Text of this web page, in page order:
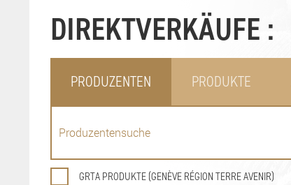
DIREKTVERKÄUFE :
PRODUZENTEN PRODUKTE
GRTA PRODUKTE (GENÈVE RÉGION TERRE AVENIR)